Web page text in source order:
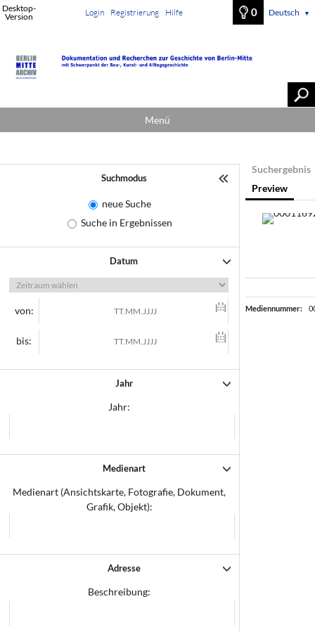
Desktop-
Version
Login Registrierung Hilfe 0 Deutsch ▼
Menü
Suchmodus
neue Suche
Suche in Ergebnissen
Datum
von:
bis:
Jahr
Jahr:
Medienart
Medienart (Ansichtskarte, Fotografie, Dokument,
Grafik, Objekt):
Adresse
Beschreibung:
Suchergebnis
Preview
Mediennummer: